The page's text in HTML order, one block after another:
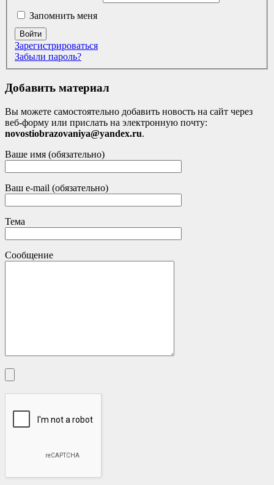
Запомнить меня
Войти
Зарегистрироваться
Забыли пароль?
Добавить материал
Вы можете самостоятельно добавить новость на сайт через
веб-форму или прислать на электронную почту:
novostiobrazovaniya@yandex.ru.
Ваше имя (обязательно)
Ваш e-mail (обязательно)
Тема
Сообщение